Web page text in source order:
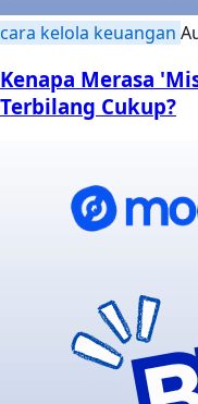
cara kelola keuangan
Kenapa Merasa
Terbilang Cukup?